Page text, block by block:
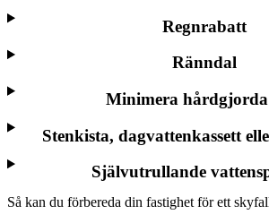
Regnrabatt
Ränndal
Minimera
Stenkista, dagvattenkassett
Självutrullande
Så kan du förbereda din fastighet för ett